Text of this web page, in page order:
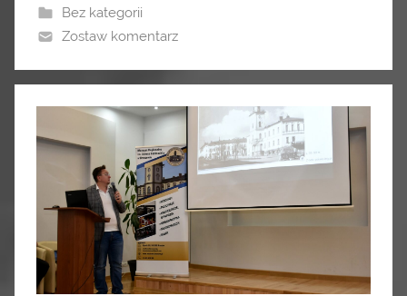
Bez kategorii
Zostaw komentarz